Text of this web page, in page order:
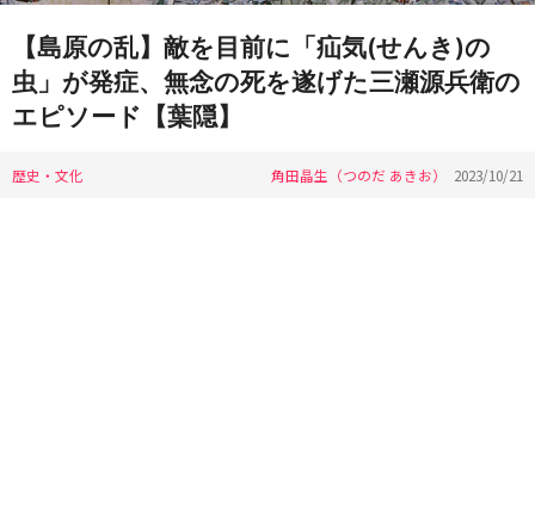
【島原の乱】敵を目前に「疝気(せんき)の
虫」が発症、無念の死を遂げた三瀬源兵衛の
エピソード【葉隠】
歴史・文化 角田晶生（つのだ あきお） 2023/10/21